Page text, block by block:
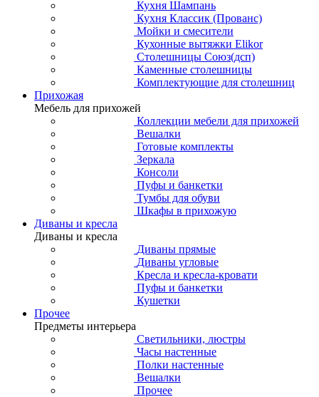
Кухня Шампань
Кухня Классик (Прованс)
Мойки и смесители
Кухонные вытяжки Elikor
Столешницы Союз(дсп)
Каменные столешницы
Комплектующие для столешниц
Прихожая
Мебель для прихожей
Коллекции мебели для прихожей
Вешалки
Готовые комплекты
Зеркала
Консоли
Пуфы и банкетки
Тумбы для обуви
Шкафы в прихожую
Диваны и кресла
Диваны и кресла
Диваны прямые
Диваны угловые
Кресла и кресла-кровати
Пуфы и банкетки
Кушетки
Прочее
Предметы интерьера
Светильники, люстры
Часы настенные
Полки настенные
Вешалки
Прочее